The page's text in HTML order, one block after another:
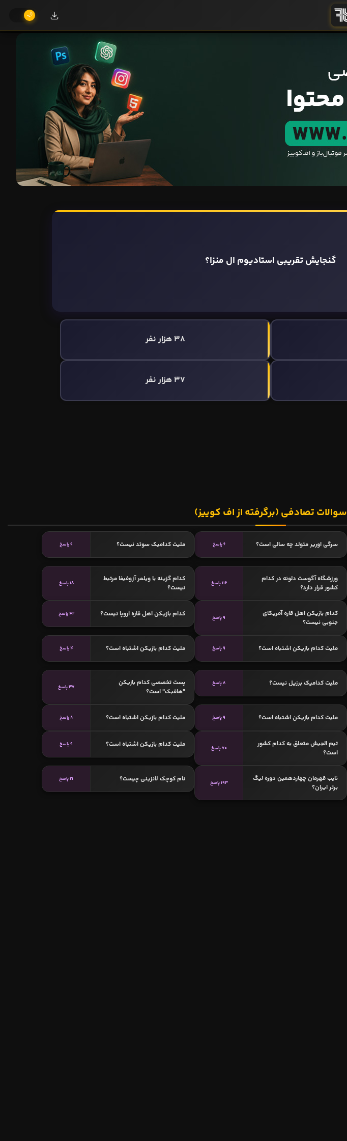
گنجایش تقریبی استادیوم ال منزا؟
38 هزار نفر
37 هزار نفر
سوالات تصادفی (برگرفته از اف کوییز)
سرگی اورير متولد چه سالی است؟ 6 پاسخ ملیت کدامیک سوئد نیست؟ 9 پاسخ
ورزشگاه آگوست دلونه در کدام
کشور قرار دارد؟
116 پاسخ
کدام گزینه با ویلمر آزوفیفا مرتبط
نیست؟
18 پاسخ
کدام بازیکن اهل قاره آمریکای
جنوبی نیست؟
9 پاسخ کدام بازیکن اهل قاره اروپا نیست؟ 42 پاسخ
ملیت کدام بازیکن اشتباه است؟ 9 پاسخ ملیت کدام بازیکن اشتباه است؟ 4 پاسخ
ملیت کدامیک برزیل نیست؟ 8 پاسخ
پست تخصصی کدام بازیکن
"هافبک" است؟
37 پاسخ
ملیت کدام بازیکن اشتباه است؟ 9 پاسخ ملیت کدام بازیکن اشتباه است؟ 8 پاسخ
تیم الجیش متعلق به کدام کشور
است؟
70 پاسخ ملیت کدام بازیکن اشتباه است؟ 9 پاسخ
نایب قهرمان چهاردهمین دوره لیگ
برتر ایران؟
193 پاسخ نام کوچک لانزینی چیست؟ 21 پاسخ